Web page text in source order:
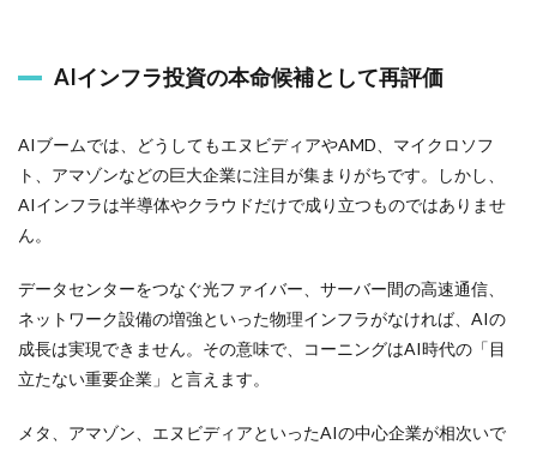
AIインフラ投資の本命候補として再評価
AIブームでは、どうしてもエヌビディアやAMD、マイクロソフ
ト、アマゾンなどの巨大企業に注目が集まりがちです。しかし、
AIインフラは半導体やクラウドだけで成り立つものではありませ
ん。
データセンターをつなぐ光ファイバー、サーバー間の高速通信、
ネットワーク設備の増強といった物理インフラがなければ、AIの
成長は実現できません。その意味で、コーニングはAI時代の「目
立たない重要企業」と言えます。
メタ、アマゾン、エヌビディアといったAIの中心企業が相次いで